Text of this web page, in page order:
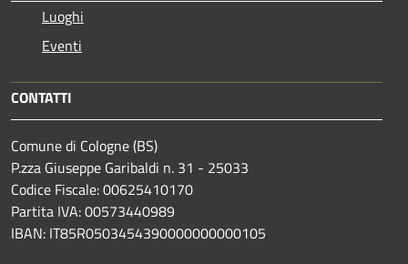
Luoghi
Eventi
CONTATTI
Comune di Cologne (BS)
P.zza Giuseppe Garibaldi n. 31 - 25033
Codice Fiscale: 00625410170
Partita IVA: 00573440989
IBAN: IT85R0503454390000000000105